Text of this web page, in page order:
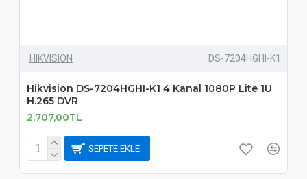
HIKVISION DS-7204HGHI-K1
Hikvision DS-7204HGHI-K1 4 Kanal 1080P Lite 1U
H.265 DVR
2.707,00TL
SEPETE EKLE